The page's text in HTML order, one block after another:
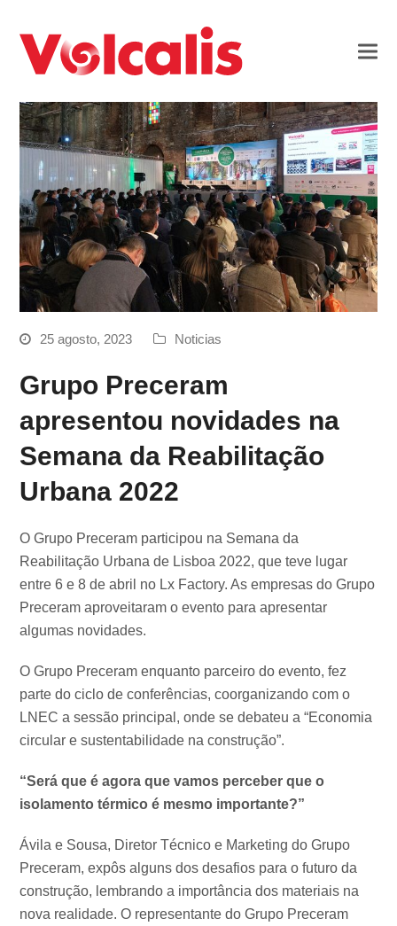
25 agosto, 2023 Noticias
Grupo Preceram
apresentou novidades na
Semana da Reabilitação
Urbana 2022
O Grupo Preceram participou na Semana da
Reabilitação Urbana de Lisboa 2022, que teve lugar
entre 6 e 8 de abril no Lx Factory. As empresas do Grupo
Preceram aproveitaram o evento para apresentar
algumas novidades.
O Grupo Preceram enquanto parceiro do evento, fez
parte do ciclo de conferências, coorganizando com o
LNEC a sessão principal, onde se debateu a “Economia
circular e sustentabilidade na construção”.
“Será que é agora que vamos perceber que o
isolamento térmico é mesmo importante?”
Ávila e Sousa, Diretor Técnico e Marketing do Grupo
Preceram, expôs alguns dos desafios para o futuro da
construção, lembrando a importância dos materiais na
nova realidade. O representante do Grupo Preceram